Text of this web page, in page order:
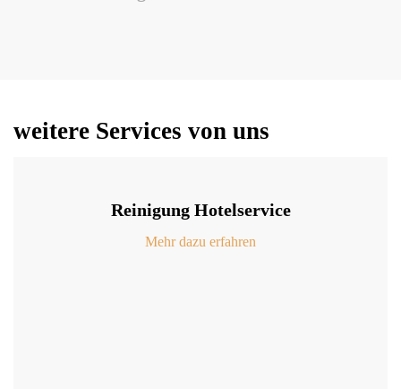
weitere Services von uns
Reinigung Hotelservice
Mehr dazu erfahren